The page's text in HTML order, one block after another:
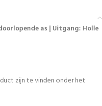
as | Uitgang: Holle
zijn te vinden onder het